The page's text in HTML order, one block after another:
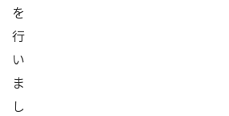
を
行
い
ま
し